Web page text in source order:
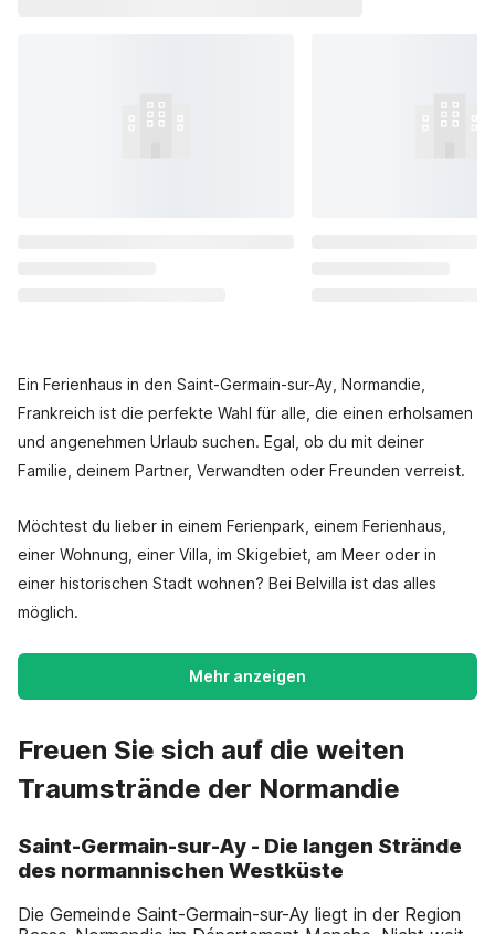
Ein Ferienhaus in den Saint-Germain-sur-Ay, Normandie,
Frankreich ist die perfekte Wahl für alle, die einen erholsamen
und angenehmen Urlaub suchen. Egal, ob du mit deiner
Familie, deinem Partner, Verwandten oder Freunden verreist.
Möchtest du lieber in einem Ferienpark, einem Ferienhaus,
einer Wohnung, einer Villa, im Skigebiet, am Meer oder in
einer historischen Stadt wohnen? Bei Belvilla ist das alles
möglich.
Mehr anzeigen
Freuen Sie sich auf die weiten
Traumstrände der Normandie
Saint-Germain-sur-Ay - Die langen Strände
des normannischen Westküste
Die Gemeinde Saint-Germain-sur-Ay liegt in der Region